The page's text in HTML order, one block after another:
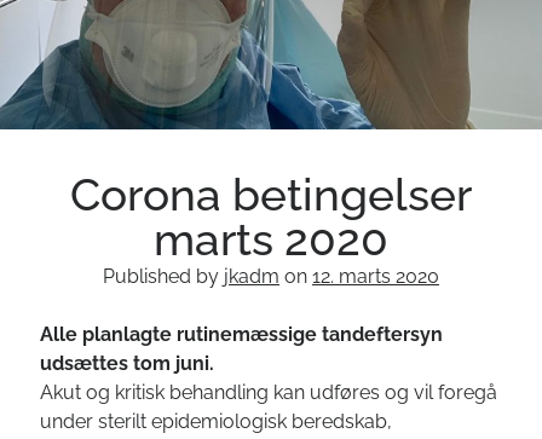
Om klinikken
Tandlæge Lyngby Badeanstalt
videnskabelige artikler
Internationale publikationer
Akut hjælp
Corona betingelser
marts 2020
Published by jkadm on 12. marts 2020
Alle planlagte rutinemæssige tandeftersyn
udsættes tom juni.
Akut og kritisk behandling kan udføres og vil foregå
under sterilt epidemiologisk beredskab,